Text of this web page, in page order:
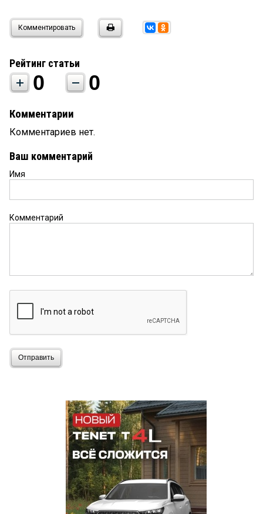
Комментировать
Рейтинг статьи
0 0
Комментарии
Комментариев нет.
Ваш комментарий
Имя
Комментарий
Отправить